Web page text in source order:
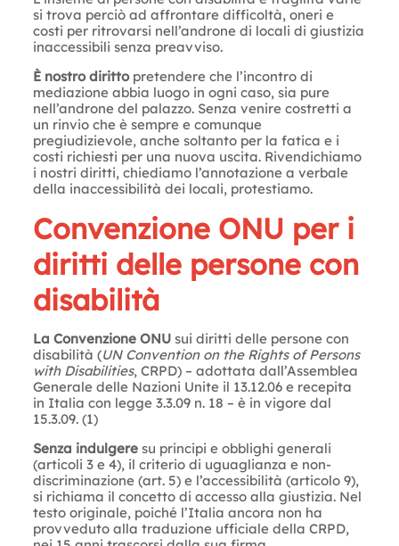
si trova perciò ad affrontare difficoltà, oneri e
costi per ritrovarsi nell’androne di locali di giustizia
inaccessibili senza preavviso.
È nostro diritto pretendere che l’incontro di
mediazione abbia luogo in ogni caso, sia pure
nell’androne del palazzo. Senza venire costretti a
un rinvio che è sempre e comunque
pregiudizievole, anche soltanto per la fatica e i
costi richiesti per una nuova uscita. Rivendichiamo
i nostri diritti, chiediamo l’annotazione a verbale
della inaccessibilità dei locali, protestiamo.
Convenzione ONU per i
diritti delle persone con
disabilità
La Convenzione ONU sui diritti delle persone con
disabilità (UN Convention on the Rights of Persons
with Disabilities, CRPD) – adottata dall’Assemblea
Generale delle Nazioni Unite il 13.12.06 e recepita
in Italia con legge 3.3.09 n. 18 – è in vigore dal
15.3.09. (1)
Senza indulgeresu principi e obblighi generali
(articoli 3 e 4), il criterio di uguaglianza e non-
discriminazione (art. 5) e l’accessibilità (articolo 9),
si richiama il concetto di accesso alla giustizia. Nel
testo originale, poiché l’Italia ancora non ha
provveduto alla traduzione ufficiale della CRPD,